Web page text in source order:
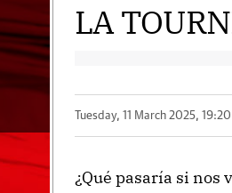
LA
Tuesday, 11 March 2025, 19:20
¿Qué pasaría si nos